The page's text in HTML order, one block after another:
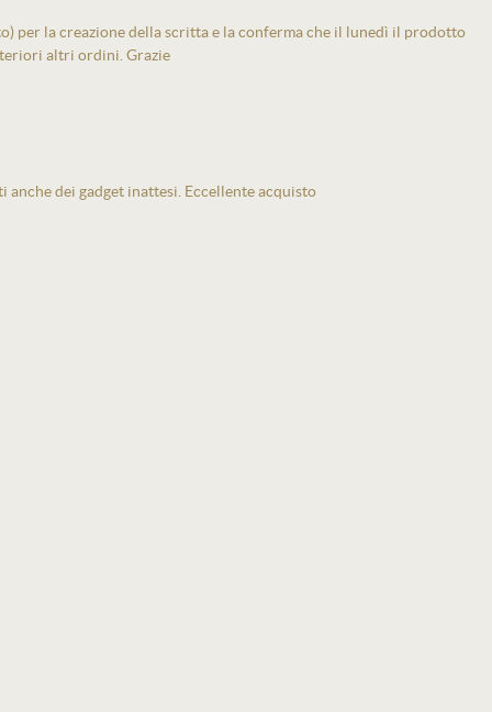
per la creazione della scritta e la conferma che il lunedì il prodotto
altri ordini. Grazie
anche dei gadget inattesi. Eccellente acquisto